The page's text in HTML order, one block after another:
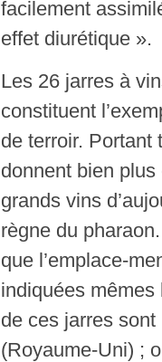
facilement
effet diurétique ».
Les 26 jarres à
constituent
de terroir. Portant
donnent bien plus
grands vins
règne du
que l’emplace-
indiquées mêmes
de ces jarres
(Royaume-Uni) ;